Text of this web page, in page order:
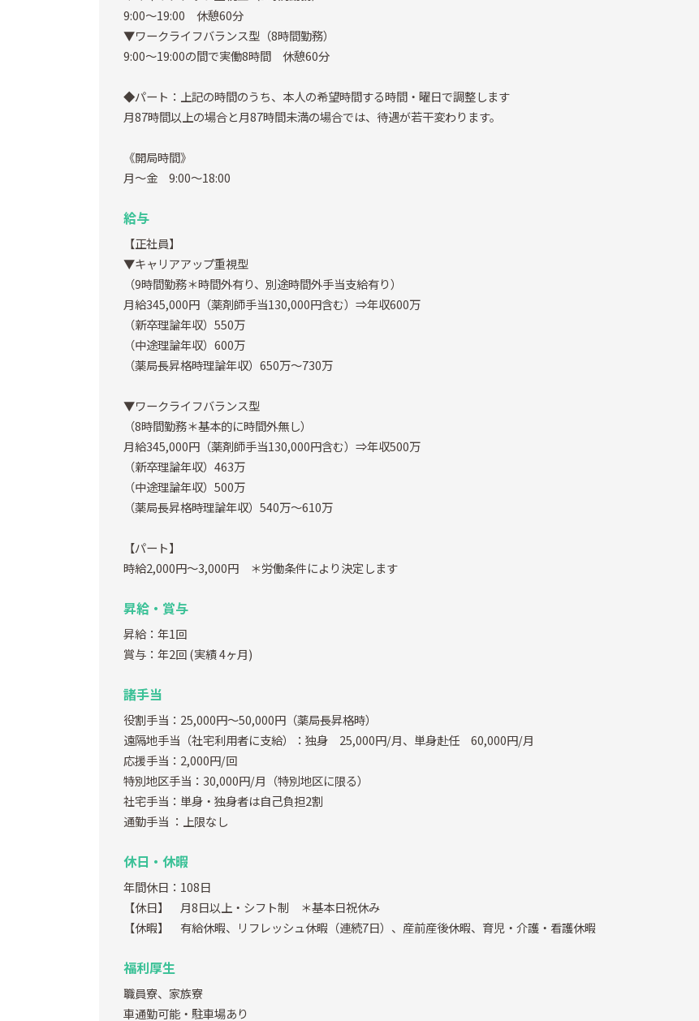
9:00～19:00 休憩60分
▼ワークライフバランス型（8時間勤務）
9:00～19:00の間で実働8時間 休憩60分
◆パート：上記の時間のうち、本人の希望時間する時間・曜日で調整します
月87時間以上の場合と月87時間未満の場合では、待遇が若干変わります。
《開局時間》
月～金 9:00～18:00
給与
【正社員】
▼キャリアアップ重視型
（9時間勤務＊時間外有り、別途時間外手当支給有り）
月給345,000円（薬剤師手当130,000円含む）⇒年収600万
（新卒理論年収）550万
（中途理論年収）600万
（薬局長昇格時理論年収）650万～730万
▼ワークライフバランス型
（8時間勤務＊基本的に時間外無し）
月給345,000円（薬剤師手当130,000円含む）⇒年収500万
（新卒理論年収）463万
（中途理論年収）500万
（薬局長昇格時理論年収）540万～610万
【パート】
時給2,000円～3,000円 ＊労働条件により決定します
昇給・賞与
昇給：年1回
賞与：年2回(実績 4ヶ月)
諸手当
役割手当：25,000円～50,000円（薬局長昇格時）
遠隔地手当（社宅利用者に支給）：独身 25,000円/月、単身赴任 60,000円/月
応援手当：2,000円/回
特別地区手当：30,000円/月（特別地区に限る）
社宅手当：単身・独身者は自己負担2割
通勤手当 ：上限なし
休日・休暇
年間休日：108日
【休日】 月8日以上・シフト制 ＊基本日祝休み
【休暇】 有給休暇、リフレッシュ休暇（連続7日）、産前産後休暇、育児・介護・看護休暇
福利厚生
職員寮、家族寮
車通勤可能・駐車場あり